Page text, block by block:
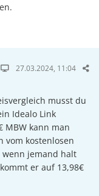
27.03.2024, 11:04
musst du
Idealo Link
MBW kann man
vom kostenlosen
jemand halt
er auf 13,98€